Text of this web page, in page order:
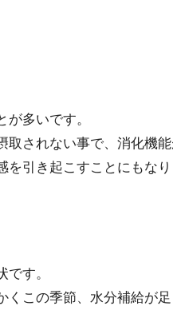
多いです。
されない事で、消化機能
引き起こすことにもなり
す。
くこの季節、水分補給が